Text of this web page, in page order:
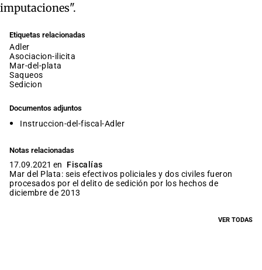
imputaciones".
Etiquetas relacionadas
adler
asociacion-ilicita
mar-del-plata
saqueos
sedicion
Documentos adjuntos
Instruccion-del-fiscal-Adler
Notas relacionadas
17.09.2021 en
Fiscalías
Mar del Plata: seis efectivos policiales y dos civiles fueron
procesados por el delito de sedición por los hechos de
diciembre de 2013
VER TODAS